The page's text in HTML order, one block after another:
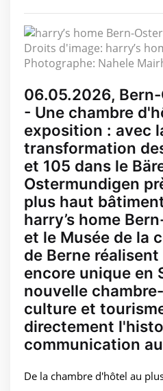
Droits d'image: harry’s
Photographe: Nahele
06.05.2026,
- Une chambre
exposition : avec
transformation
et 105 dans le
Ostermundigen
plus haut
harry’s home
et le Musée de la
de Berne
encore unique en
nouvelle
culture et
directement
communication
De la chambre d'hôtel au